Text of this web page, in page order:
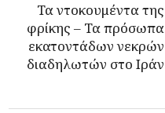
Τα ντοκουμέντα της
φρίκης – Τα πρόσωπα
εκατοντάδων νεκρών
διαδηλωτών στο Ιράν